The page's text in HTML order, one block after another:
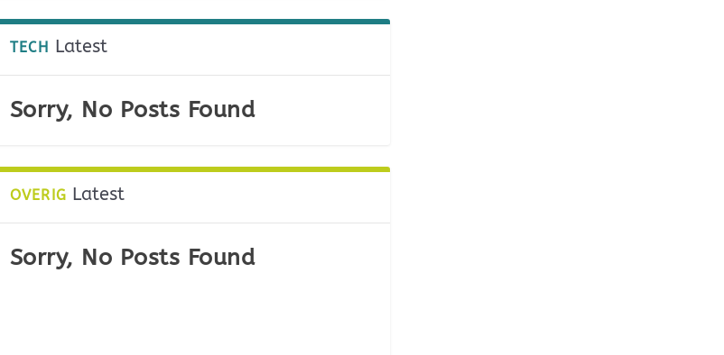
TECH Latest
Sorry, No Posts Found
OVERIG Latest
Sorry, No Posts Found